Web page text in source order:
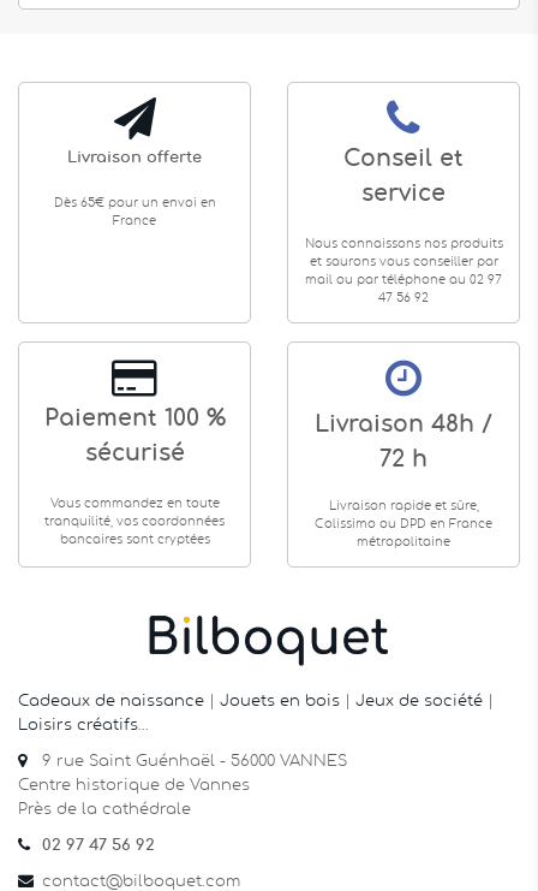
Livraison offerte
Dès 65€ pour un envoi en
France
Conseil et
service
Nous connaissons nos produits
et saurons vous conseiller par
mail ou par téléphone au 02 97
47 56 92
Paiement 100 %
sécurisé
Vous commandez en toute
tranquilité, vos coordonnées
bancaires sont cryptées
Livraison 48h /
72 h
Livraison rapide et sûre,
Colissimo ou DPD en France
métropolitaine
Cadeaux de naissance Jouets en bois Jeux de société
Loisirs créatifs
9 rue Saint Guénhaël - 56000 VANNES
Centre historique de Vannes
Près de la cathédrale
02 97 47 56 92
contact@bilboquet.com